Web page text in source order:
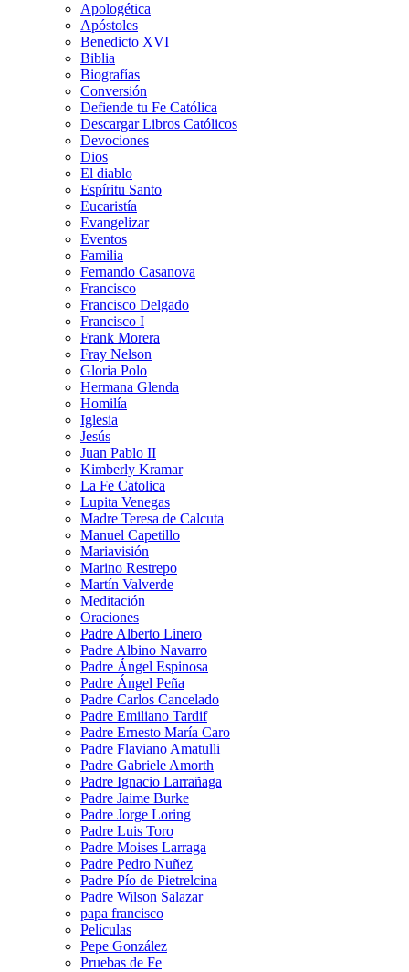
Apologética
Apóstoles
Benedicto XVI
Biblia
Biografías
Conversión
Defiende tu Fe Católica
Descargar Libros Católicos
Devociones
Dios
El diablo
Espíritu Santo
Eucaristía
Evangelizar
Eventos
Familia
Fernando Casanova
Francisco
Francisco Delgado
Francisco I
Frank Morera
Fray Nelson
Gloria Polo
Hermana Glenda
Homilía
Iglesia
Jesús
Juan Pablo II
Kimberly Kramar
La Fe Catolica
Lupita Venegas
Madre Teresa de Calcuta
Manuel Capetillo
Mariavisión
Marino Restrepo
Martín Valverde
Meditación
Oraciones
Padre Alberto Linero
Padre Albino Navarro
Padre Ángel Espinosa
Padre Ángel Peña
Padre Carlos Cancelado
Padre Emiliano Tardif
Padre Ernesto María Caro
Padre Flaviano Amatulli
Padre Gabriele Amorth
Padre Ignacio Larrañaga
Padre Jaime Burke
Padre Jorge Loring
Padre Luis Toro
Padre Moises Larraga
Padre Pedro Nuñez
Padre Pío de Pietrelcina
Padre Wilson Salazar
papa francisco
Películas
Pepe González
Pruebas de Fe